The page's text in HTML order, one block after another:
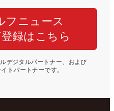
フニュース
録はこちら
デジタルパートナー、および
トパートナーです。